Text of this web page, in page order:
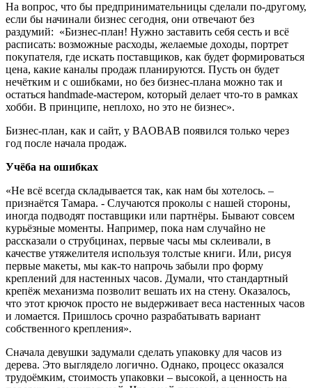
На вопрос, что бы предпринимательницы сделали по-другому,
если бы начинали бизнес сегодня, они отвечают без
раздумий: «Бизнес-план! Нужно заставить себя сесть и всё
расписать: возможные расходы, желаемые доходы, портрет
покупателя, где искать поставщиков, как будет формироваться
цена, какие каналы продаж планируются. Пусть он будет
нечётким и с ошибками, но без бизнес-плана можно так и
остаться handmade-мастером, который делает что-то в рамках
хобби. В принципе, неплохо, но это не бизнес».
Бизнес-план, как и сайт, у BAOBAB появился только через
год после начала продаж.
Учёба на ошибках
«Не всё всегда складывается так, как нам бы хотелось. –
признаётся Тамара. - Случаются проколы с нашей стороны,
иногда подводят поставщики или партнёры. Бывают совсем
курьёзные моменты. Например, пока нам случайно не
рассказали о струбцинах, первые часы мы склеивали, в
качестве утяжелителя используя толстые книги. Или, рисуя
первые макеты, мы как-то напрочь забыли про форму
креплений для настенных часов. Думали, что стандартный
крепёж механизма позволит вешать их на стену. Оказалось,
что этот крючок просто не выдерживает веса настенных часов
и ломается. Пришлось срочно разрабатывать вариант
собственного крепления».
Сначала девушки задумали сделать упаковку для часов из
дерева. Это выглядело логично. Однако, процесс оказался
трудоёмким, стоимость упаковки – высокой, а ценность на